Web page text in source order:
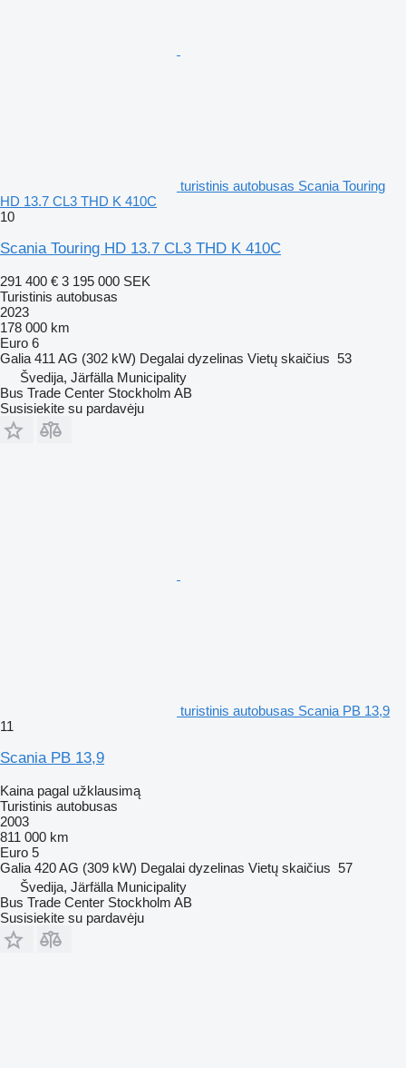
turistinis autobusas Scania Touring
HD 13.7 CL3 THD K 410C
10
Scania Touring HD 13.7 CL3 THD K 410C
291 400 € 3 195 000 SEK
Turistinis autobusas
2023
178 000 km
Euro 6
Galia 411 AG (302 kW) Degalai dyzelinas Vietų skaičius 53
Švedija, Järfälla Municipality
Bus Trade Center Stockholm AB
Susisiekite su pardavėju
turistinis autobusas Scania PB 13,9
11
Scania PB 13,9
Kaina pagal užklausimą
Turistinis autobusas
2003
811 000 km
Euro 5
Galia 420 AG (309 kW) Degalai dyzelinas Vietų skaičius 57
Švedija, Järfälla Municipality
Bus Trade Center Stockholm AB
Susisiekite su pardavėju